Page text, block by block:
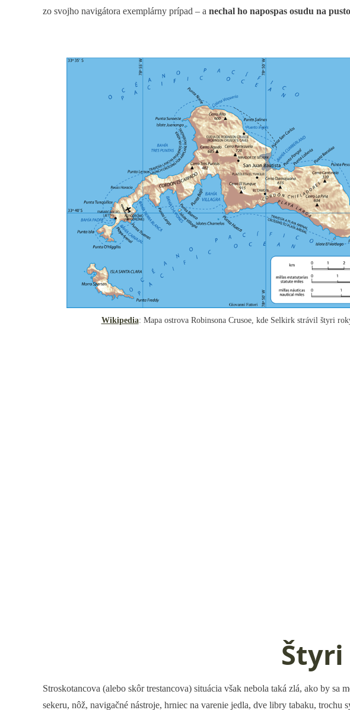
zo svojho navigátora exemplárny prípad – a nechal ho napospas osudu na
Wikipedia: Mapa ostrova Robinsona Crusoe, kde Selkirk strávil štyri
Stroskotancova (alebo skôr trestancova) situácia však nebola taká zlá, ako by
sekeru, nôž, navigačné nástroje, hrniec na varenie jedla, dve libry tabaku,